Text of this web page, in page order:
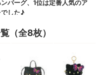
（全8枚）